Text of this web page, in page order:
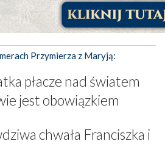
Przymierza z Maryją:
płacze nad światem
jest obowiązkiem
chwała Franciszka i